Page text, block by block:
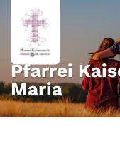
Zum Inhalt springen
Pfarrei
Maria